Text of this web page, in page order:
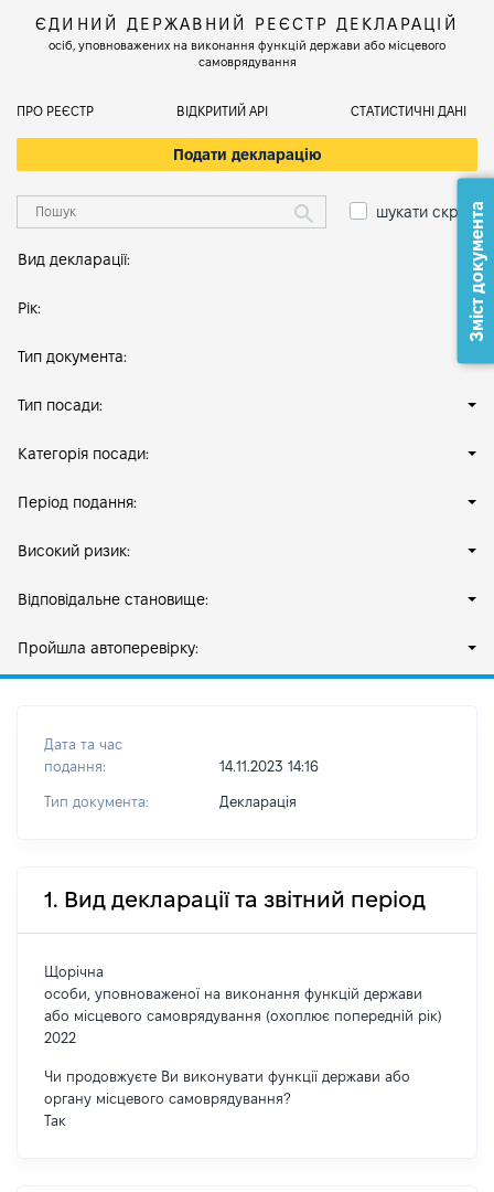
ЄДИНИЙ ДЕРЖАВНИЙ РЕЄСТР ДЕКЛАРАЦІЙ
осіб, уповноважених на виконання функцій держави або місцевого
самоврядування
ПРО РЕЄСТР ВІДКРИТИЙ АРІ СТАТИСТИЧНІ ДАНІ
Подати декларацію
шукати скрізь
Вид декларації:
Рік:
Тип документа:
Тип посади:
Категорія посади:
Період подання:
Високий ризик:
Відповідальне становище:
Пройшла автоперевірку:
Дата та час
подання:
14.11.2023 14:16
Тип документа: Декларація
1. Вид декларації та звітний період
Щорічна
особи, уповноваженої на виконання функцій держави
або місцевого самоврядування (охоплює попередній рік)
2022
Чи продовжуєте Ви виконувати функції держави або
органу місцевого самоврядування?
Так
Зміст документа